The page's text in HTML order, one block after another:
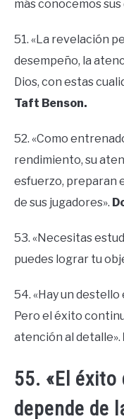
más conocemos sus
51. «La revelación
desempeño, la
Dios, con estas
Taft Benson.
52. «Como
rendimiento, su
esfuerzo, preparan
de sus jugadores».
53. «Necesitas
puedes lograr tu
54. «Hay un
Pero el éxito
atención al detalle».
55. «El éxito
depende de